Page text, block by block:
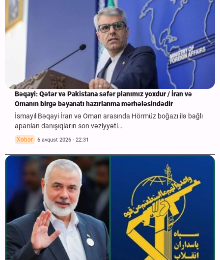
Bəqayi: Qətər və Pakistana səfər planımız yoxdur / İran və
Omanın birgə bəyanatı hazırlanma mərhələsindədir
İsmayıl Bəqayi İran və Oman arasında Hörmüz boğazı ilə bağlı
aparılan danışıqların son vəziyyəti…
Xəbər 6 avqust 2026 - 22:31